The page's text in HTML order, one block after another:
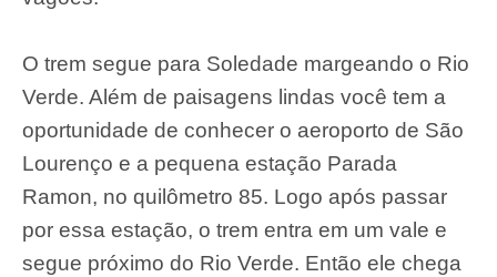
O trem segue para Soledade margeando o Rio
Verde. Além de paisagens lindas você tem a
oportunidade de conhecer o aeroporto de São
Lourenço e a pequena estação Parada
Ramon, no quilômetro 85. Logo após passar
por essa estação, o trem entra em um vale e
segue próximo do Rio Verde. Então ele chega